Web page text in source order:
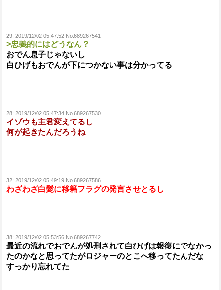
29: 2019/12/02 05:47:52 No.689267541
>忠義的にはどうなん？
おでん息子じゃないし
白ひげもおでんが下につかない事は分かってる
28: 2019/12/02 05:47:34 No.689267530
イゾウも主君変えてるし
何が起きたんだろうね
32: 2019/12/02 05:49:19 No.689267586
わざわざ白髭に移籍フラグの発言させとるし
38: 2019/12/02 05:53:56 No.689267742
最近の流れでおでんが処刑されて白ひげは報復にでなかっ
たのかなと思ってたがロジャーのとこへ移ってたんだな
すっかり忘れてた